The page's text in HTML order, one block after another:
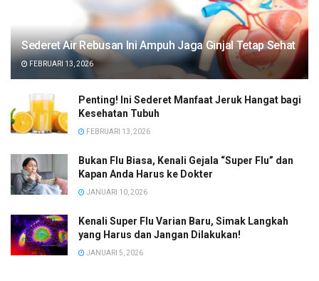
Sederet Air Rebusan Ini Ampuh Jaga Ginjal Tetap Sehat
FEBRUARI 13, 2026
Penting! Ini Sederet Manfaat Jeruk Hangat bagi
Kesehatan Tubuh
FEBRUARI 13, 2026
Bukan Flu Biasa, Kenali Gejala “Super Flu” dan
Kapan Anda Harus ke Dokter
JANUARI 10, 2026
Kenali Super Flu Varian Baru, Simak Langkah
yang Harus dan Jangan Dilakukan!
JANUARI 5, 2026